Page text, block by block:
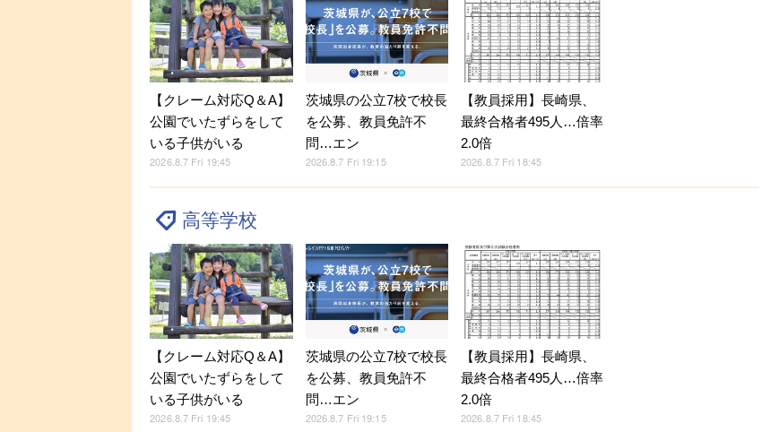
【クレーム対応Q＆A】
公園でいたずらをして
いる子供がいる
2026.8.7 Fri 19:45
茨城県の公立7校で校長
を公募、教員免許不
問…エン
2026.8.7 Fri 19:15
【教員採用】長崎県、
最終合格者495人…倍率
2.0倍
2026.8.7 Fri 18:45
高等学校
【クレーム対応Q＆A】
公園でいたずらをして
いる子供がいる
2026.8.7 Fri 19:45
茨城県の公立7校で校長
を公募、教員免許不
問…エン
2026.8.7 Fri 19:15
【教員採用】長崎県、
最終合格者495人…倍率
2.0倍
2026.8.7 Fri 18:45